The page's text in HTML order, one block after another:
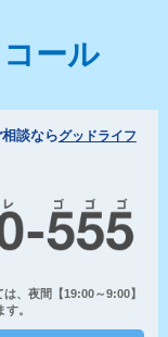
ール
談ならグッドライフ
、夜間【19:00～9:00】
。